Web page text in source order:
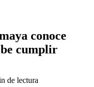
conoce
cumplir
de lectura